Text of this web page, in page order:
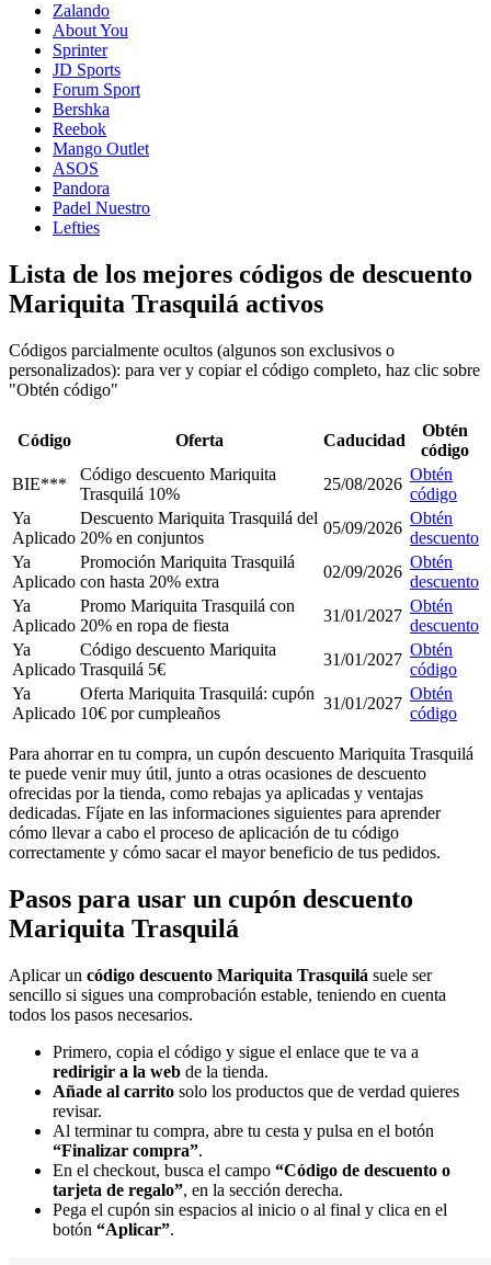
Zalando
About You
Sprinter
JD Sports
Forum Sport
Bershka
Reebok
Mango Outlet
ASOS
Pandora
Padel Nuestro
Lefties
Lista de los mejores códigos de descuento
Mariquita Trasquilá activos
Códigos parcialmente ocultos (algunos son exclusivos o
personalizados): para ver y copiar el código completo, haz clic sobre
"Obtén código"
Código Oferta Caducidad
Obtén
código
BIE***
Código descuento Mariquita
Trasquilá 10%
25/08/2026
Obtén
código
Ya
Aplicado
Descuento Mariquita Trasquilá del
20% en conjuntos
05/09/2026
Obtén
descuento
Ya
Aplicado
Promoción Mariquita Trasquilá
con hasta 20% extra
02/09/2026
Obtén
descuento
Ya
Aplicado
Promo Mariquita Trasquilá con
20% en ropa de fiesta
31/01/2027
Obtén
descuento
Ya
Aplicado
Código descuento Mariquita
Trasquilá 5€
31/01/2027
Obtén
código
Ya
Aplicado
Oferta Mariquita Trasquilá: cupón
10€ por cumpleaños
31/01/2027
Obtén
código
Para ahorrar en tu compra, un cupón descuento Mariquita Trasquilá
te puede venir muy útil, junto a otras ocasiones de descuento
ofrecidas por la tienda, como rebajas ya aplicadas y ventajas
dedicadas. Fíjate en las informaciones siguientes para aprender
cómo llevar a cabo el proceso de aplicación de tu código
correctamente y cómo sacar el mayor beneficio de tus pedidos.
Pasos para usar un cupón descuento
Mariquita Trasquilá
Aplicar un código descuento Mariquita Trasquilá suele ser
sencillo si sigues una comprobación estable, teniendo en cuenta
todos los pasos necesarios.
Primero, copia el código y sigue el enlace que te va a
redirigir a la web de la tienda.
Añade al carrito solo los productos que de verdad quieres
revisar.
Al terminar tu compra, abre tu cesta y pulsa en el botón
“Finalizar compra”.
En el checkout, busca el campo “Código de descuento o
tarjeta de regalo”, en la sección derecha.
Pega el cupón sin espacios al inicio o al final y clica en el
botón “Aplicar”.